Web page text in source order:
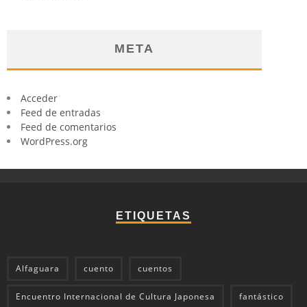
META
Acceder
Feed de entradas
Feed de comentarios
WordPress.org
ETIQUETAS
Alfaguara cuento cuentos
Encuentro Internacional de Cultura Japonesa fantástico